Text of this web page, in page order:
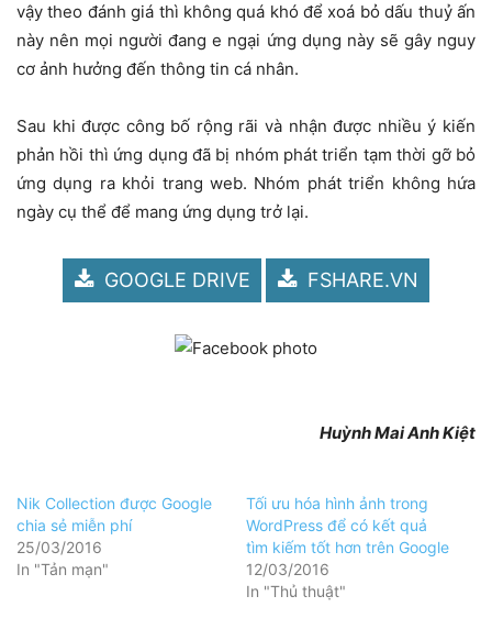
vậy theo đánh giá thì không quá khó để xoá bỏ dấu thuỷ ấn
này nên mọi người đang e ngại ứng dụng này sẽ gây nguy
cơ ảnh hưởng đến thông tin cá nhân.
Sau khi được công bố rộng rãi và nhận được nhiều ý kiến
phản hồi thì ứng dụng đã bị nhóm phát triển tạm thời gỡ bỏ
ứng dụng ra khỏi trang web. Nhóm phát triển không hứa
ngày cụ thể để mang ứng dụng trở lại.
GOOGLE DRIVE FSHARE.VN
Huỳnh Mai Anh Kiệt
Nik Collection được Google
chia sẻ miễn phí
25/03/2016
In "Tản mạn"
Tối ưu hóa hình ảnh trong
WordPress để có kết quả
tìm kiếm tốt hơn trên Google
12/03/2016
In "Thủ thuật"